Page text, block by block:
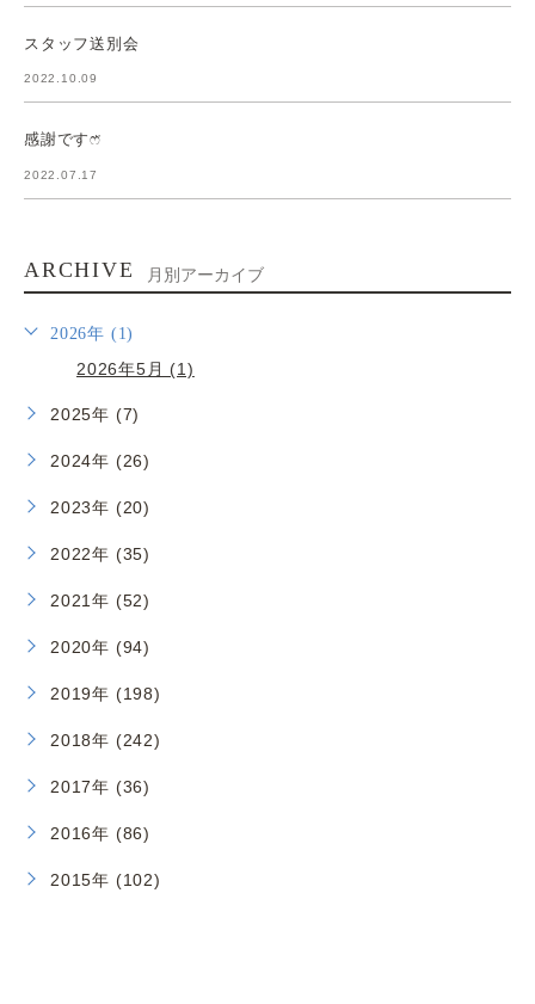
スタッフ送別会
2022.10.09
感謝ですෆ̈
2022.07.17
ARCHIVE 月別アーカイブ
2026年 (1)
2026年5月 (1)
2025年 (7)
2024年 (26)
2023年 (20)
2022年 (35)
2021年 (52)
2020年 (94)
2019年 (198)
2018年 (242)
2017年 (36)
2016年 (86)
2015年 (102)